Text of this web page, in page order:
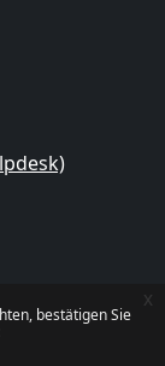
bestätigen Sie
x